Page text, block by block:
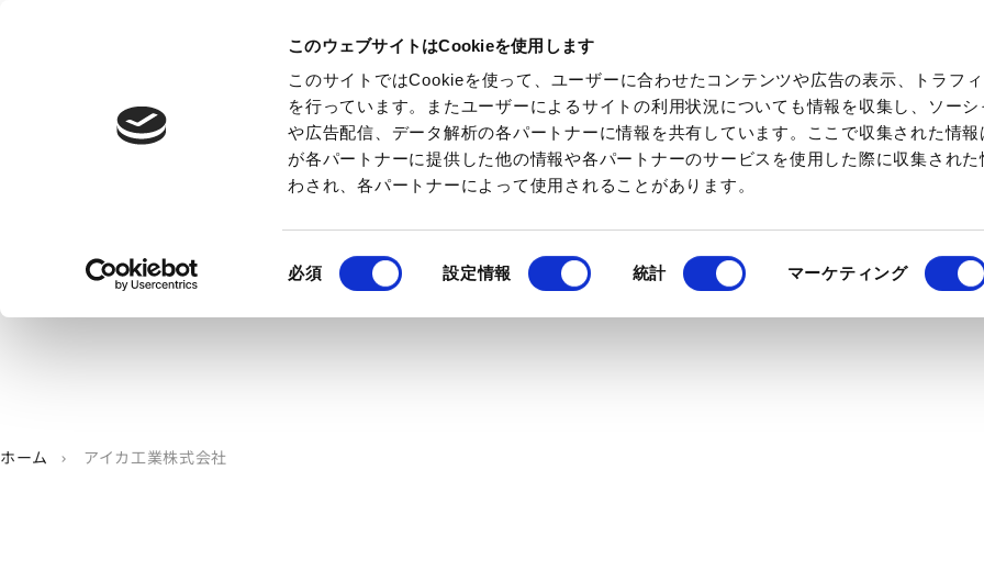
このウェブサイトはCookieを使用します
このサイトではCookieを使って、ユーザーに合わせたコンテンツや広告の表示、トラフ
を行っています。またユーザーによるサイトの利用状況についても情報を収集し、ソーシ
や広告配信、データ解析の各パートナーに情報を共有しています。ここで収集された情報
が各パートナーに提供した他の情報や各パートナーのサービスを使用した際に収集された
わされ、各パートナーによって使用されることがあります。
意
必須 設定情報 統計 マーケティング
ホーム chevron_right アイカ工業株式会社